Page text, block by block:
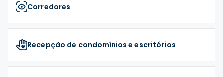
Corredores
Recepção de condomínios e escritórios